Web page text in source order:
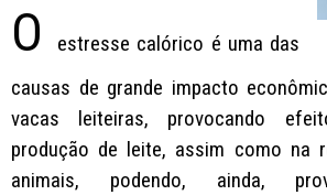
O
estresse calórico é uma das
causas de grande impacto
vacas leiteiras, provocando
produção de leite, assim como na
animais, podendo, ainda,